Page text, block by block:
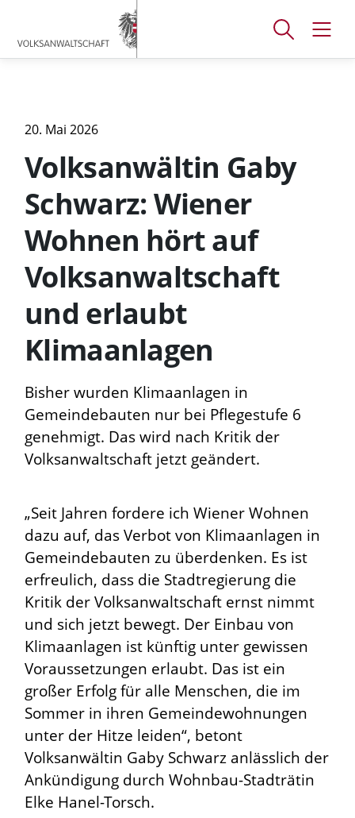
Zum
Hauptmenü
Zum
Inhalt
Zum
Footer
Suchfenster
20. Mai 2026
Volksanwältin Gaby
Schwarz: Wiener
Wohnen hört auf
Volksanwaltschaft
und erlaubt
Klimaanlagen
Bisher wurden Klimaanlagen in
Gemeindebauten nur bei Pflegestufe 6
genehmigt. Das wird nach Kritik der
Volksanwaltschaft jetzt geändert.
„Seit Jahren fordere ich Wiener Wohnen
dazu auf, das Verbot von Klimaanlagen in
Gemeindebauten zu überdenken. Es ist
erfreulich, dass die Stadtregierung die
Kritik der Volksanwaltschaft ernst nimmt
und sich jetzt bewegt. Der Einbau von
Klimaanlagen ist künftig unter gewissen
Voraussetzungen erlaubt. Das ist ein
großer Erfolg für alle Menschen, die im
Sommer in ihren Gemeindewohnungen
unter der Hitze leiden“, betont
Volksanwältin Gaby Schwarz anlässlich der
Ankündigung durch Wohnbau-Stadträtin
Elke Hanel-Torsch.